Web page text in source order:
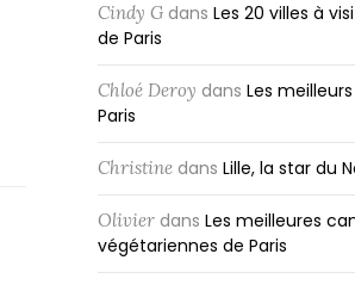
Cindy G dans Les 20 villes à
de Paris
Chloé Deroy dans Les
Paris
Christine dans Lille, la star du
Olivier dans Les meilleures
végétariennes de Paris